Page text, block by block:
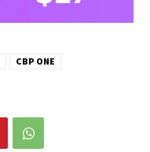
CBP ONE